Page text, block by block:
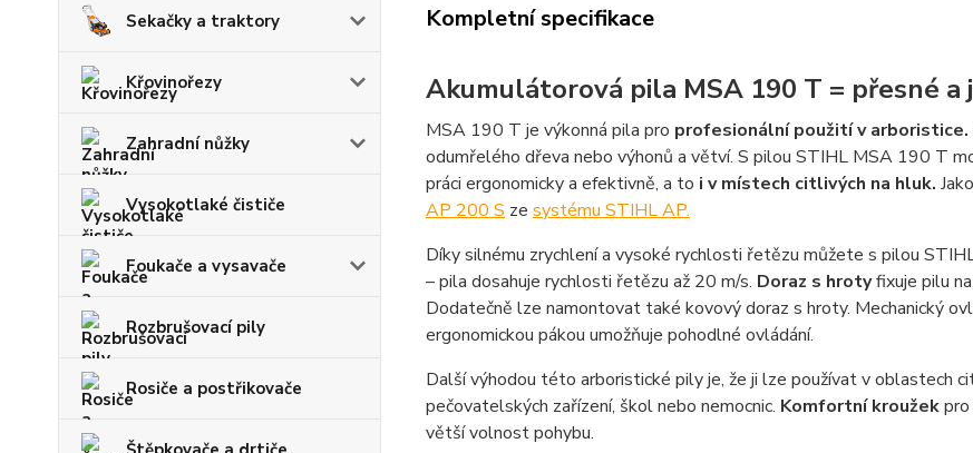
Sekačky a traktory
Křovinořezy
Zahradní nůžky
Vysokotlaké čističe
Foukače a vysavače
Rozbrušovací pily
Rosiče a postřikovače
Kompletní specifikace
Akumulátorová pila MSA 190 T = přesné a
MSA 190 T je výkonná pila pro profesionální použití v arboristice.
odumřelého dřeva nebo výhonů a větví. S pilou STIHL MSA 190 T
práci ergonomicky a efektivně, a to i v místech citlivých na hluk.
AP 200 S ze systému STIHL AP.
Díky silnému zrychlení a vysoké rychlosti řetězu můžete s pilou
– pila dosahuje rychlosti řetězu až 20 m/s. Doraz s hrotyfixuje pilu
Dodatečně lze namontovat také kovový doraz s hroty. Mechanický
ergonomickou pákou umožňuje pohodlné ovládání.
Další výhodou této arboristické pily je, že ji lze používat v oblastech
pečovatelských zařízení, škol nebo nemocnic. Komfortní kroužekpro
větší volnost pohybu.